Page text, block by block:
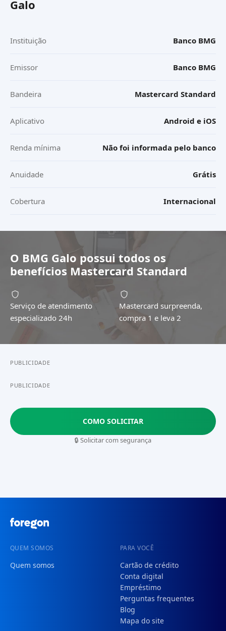
Galo
Instituição Banco BMG
Emissor Banco BMG
Bandeira Mastercard Standard
Aplicativo Android e iOS
Renda mínima Não foi informada pelo banco
Anuidade Grátis
Cobertura Internacional
O BMG Galo possui todos os
benefícios Mastercard Standard
Serviço de atendimento
especializado 24h
Mastercard surpreenda,
compra 1 e leva 2
PUBLICIDADE
PUBLICIDADE
COMO SOLICITAR
🔒 Solicitar com segurança
QUEM SOMOS
Quem somos
PARA VOCÊ
Cartão de crédito
Conta digital
Empréstimo
Perguntas frequentes
Blog
Mapa do site